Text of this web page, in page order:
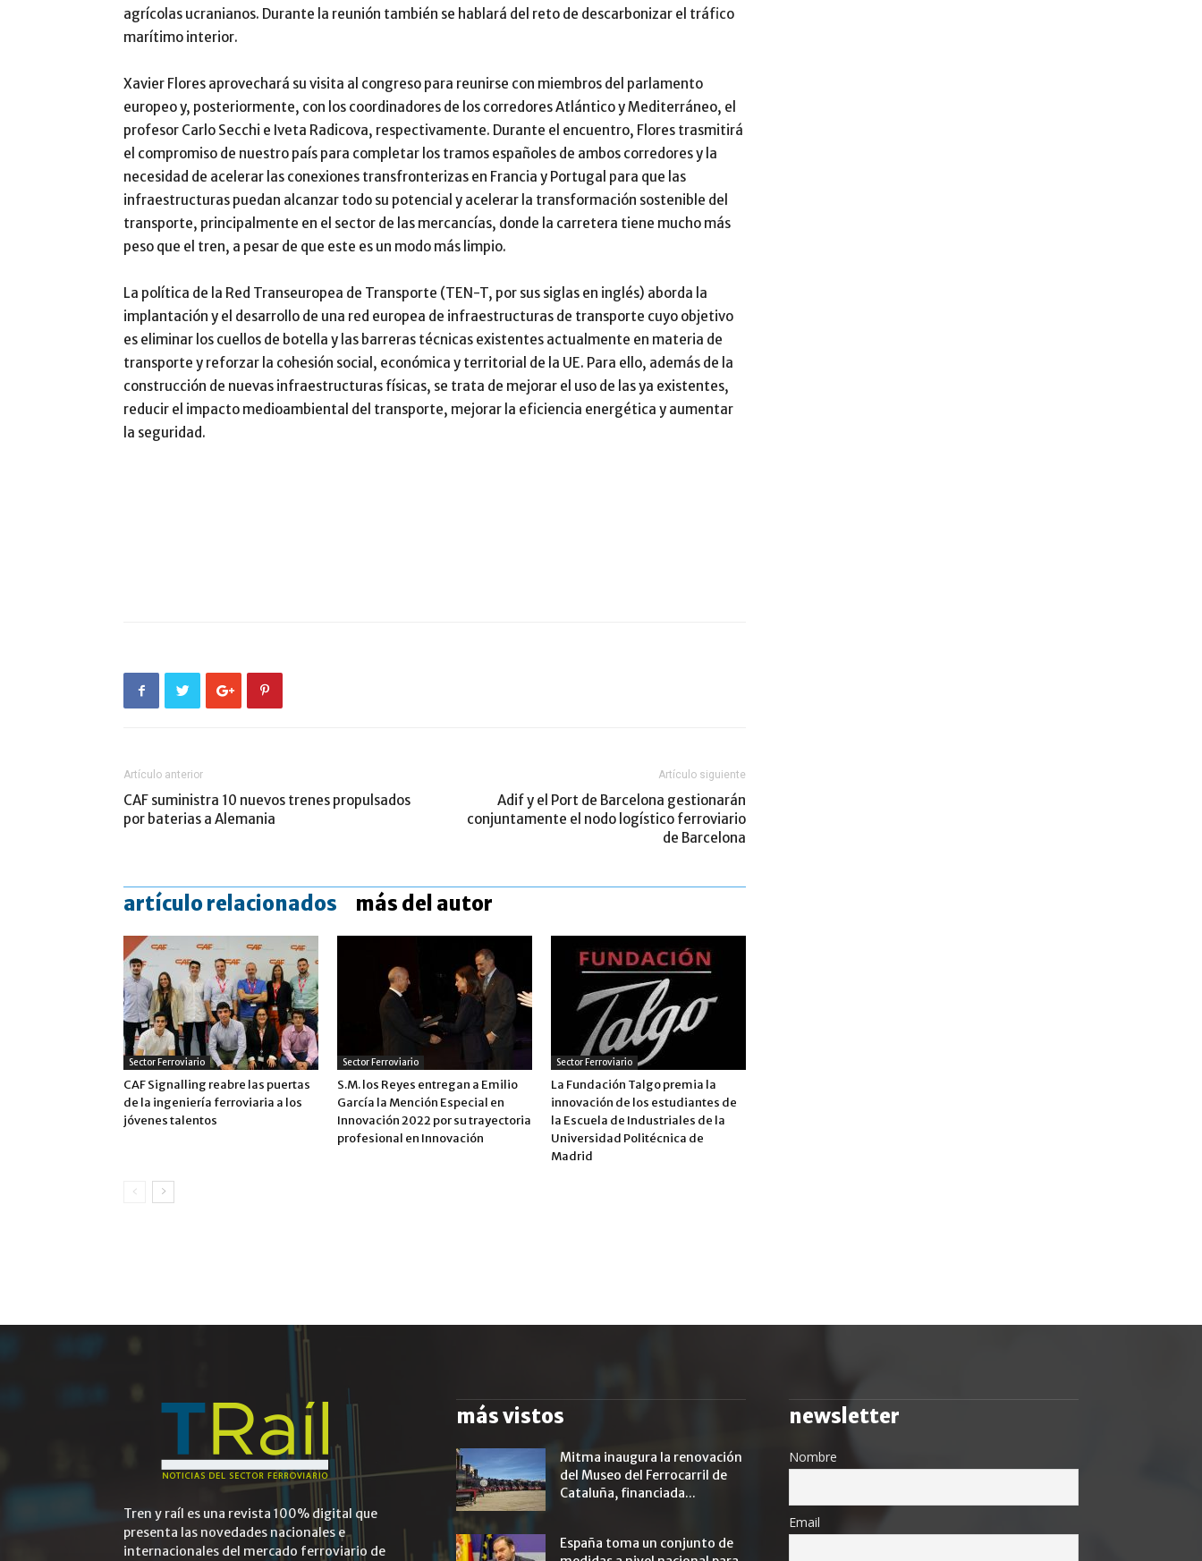
agrícolas ucranianos. Durante la reunión también se hablará del reto de descarbonizar el tráfico
marítimo interior.
Xavier Flores aprovechará su visita al congreso para reunirse con miembros del parlamento
europeo y, posteriormente, con los coordinadores de los corredores Atlántico y Mediterráneo, el
profesor Carlo Secchi e Iveta Radicova, respectivamente. Durante el encuentro, Flores trasmitirá
el compromiso de nuestro país para completar los tramos españoles de ambos corredores y la
necesidad de acelerar las conexiones transfronterizas en Francia y Portugal para que las
infraestructuras puedan alcanzar todo su potencial y acelerar la transformación sostenible del
transporte, principalmente en el sector de las mercancías, donde la carretera tiene mucho más
peso que el tren, a pesar de que este es un modo más limpio.
La política de la Red Transeuropea de Transporte (TEN-T, por sus siglas en inglés) aborda la
implantación y el desarrollo de una red europea de infraestructuras de transporte cuyo objetivo
es eliminar los cuellos de botella y las barreras técnicas existentes actualmente en materia de
transporte y reforzar la cohesión social, económica y territorial de la UE. Para ello, además de la
construcción de nuevas infraestructuras físicas, se trata de mejorar el uso de las ya existentes,
reducir el impacto medioambiental del transporte, mejorar la eficiencia energética y aumentar
la seguridad.
Artículo anterior
CAF suministra 10 nuevos trenes propulsados
por baterias a Alemania
Artículo siguiente
Adif y el Port de Barcelona gestionarán
conjuntamente el nodo logístico ferroviario
de Barcelona
artículo relacionados más del autor
Sector Ferroviario
CAF Signalling reabre las puertas
de la ingeniería ferroviaria a los
jóvenes talentos
Sector Ferroviario
S.M. los Reyes entregan a Emilio
García la Mención Especial en
Innovación 2022 por su trayectoria
profesional en Innovación
Sector Ferroviario
La Fundación Talgo premia la
innovación de los estudiantes de
la Escuela de Industriales de la
Universidad Politécnica de
Madrid
Tren y raíl es una revista 100% digital que
presenta las novedades nacionales e
internacionales del mercado ferroviario de
más vistos
Mitma inaugura la renovación
del Museo del Ferrocarril de
Cataluña, financiada...
España toma un conjunto de
newsletter
Nombre
Email